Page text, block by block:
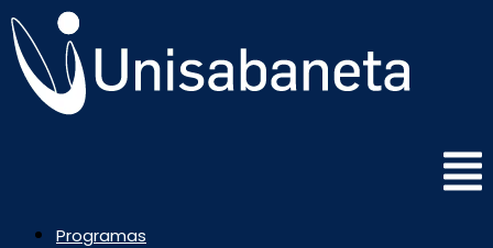
Saltar
al
contenido
Programas